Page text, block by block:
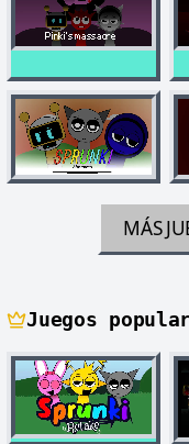
MÁS
Juegos